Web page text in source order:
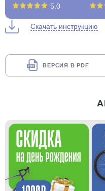
5.0
Скачать инструкцию
ВЕРСИЯ В PDF